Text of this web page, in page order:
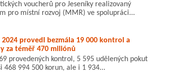
voucherů pro Jeseníky realizovaný
pro místní rozvoj (MMR) ve spolupráci...
2024 provedl bezmála 19 000 kontrol a
za téměř 470 miliónů
provedených kontrol, 5 595 udělených pokut
468 994 500 korun, ale i 1 934...